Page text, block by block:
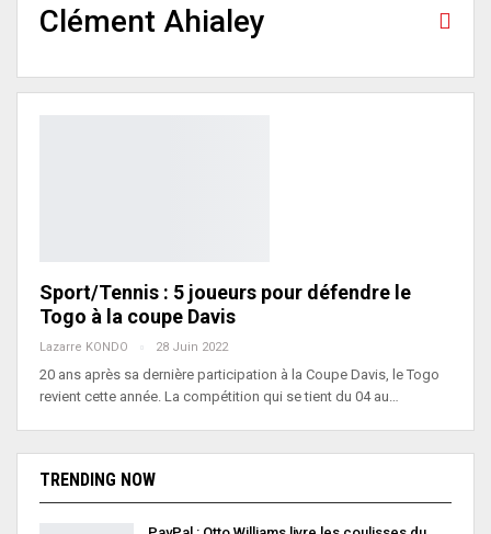
Clément Ahialey
Sport/Tennis : 5 joueurs pour défendre le
Togo à la coupe Davis
Lazarre KONDO 28 Juin 2022
20 ans après sa dernière participation à la Coupe Davis, le Togo
revient cette année. La compétition qui se tient du 04 au…
TRENDING NOW